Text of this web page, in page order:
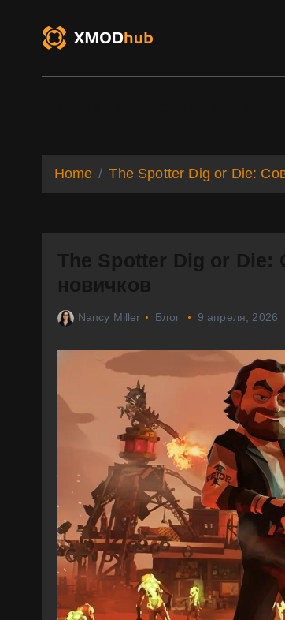
Home The Spotter Dig or Die:
The Spotter Dig or Die:
новичков
Nancy Miller Блог 9 апреля, 2026